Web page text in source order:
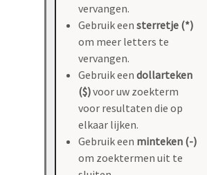
vervangen.
Gebruik een sterretje (*)
om meer letters te
vervangen.
Gebruik een dollarteken
($)voor uw zoekterm
voor resultaten die op
elkaar lijken.
Gebruik een minteken (-)
om zoektermen uit te